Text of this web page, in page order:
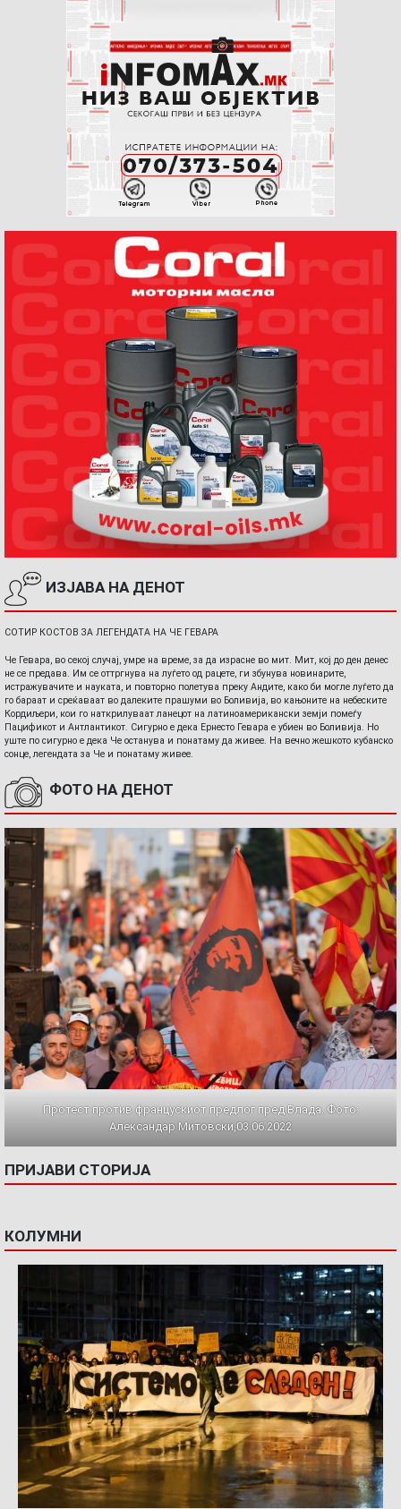
ИЗЈАВА НА ДЕНОТ
СОТИР КОСТОВ ЗА ЛЕГЕНДАТА НА ЧЕ ГЕВАРА
Че Гевара, во секој случај, умре на време, за да израсне во мит. Мит, кој до ден денес
не се предава. Им се оттргнува на луѓето од рацете, ги збунува новинарите,
истражувачите и науката, и повторно полетува преку Андите, како би могле луѓето да
го бараат и среќаваат во далеките прашуми во Боливија, во кањоните на небеските
Кордиљери, кои го наткрилуваат ланецот на латиноамерикански земји помеѓу
Пацификот и Антлантикот. Сигурно е дека Ернесто Гевара е убиен во Боливија. Но
уште по сигурно е дека Че останува и понатаму да живее. На вечно жешкото кубанско
сонце, легендата за Че и понатаму живее.
ФОТО НА ДЕНОТ
Протест против францускиот предлог пред Влада. Фото:
Александар Митовски,03.06.2022
ПРИЈАВИ СТОРИЈА
КОЛУМНИ